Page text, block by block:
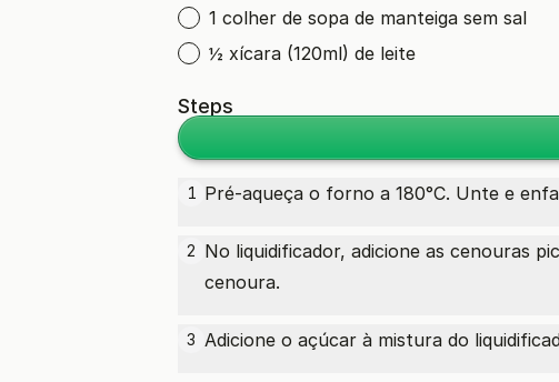
1 colher de sopa de manteiga sem sal
½ xícara (120ml) de leite
Steps
1 Pré-aqueça o forno a 180°C. Unte e
2 No liquidificador, adicione as cenouras
cenoura.
3 Adicione o açúcar à mistura do